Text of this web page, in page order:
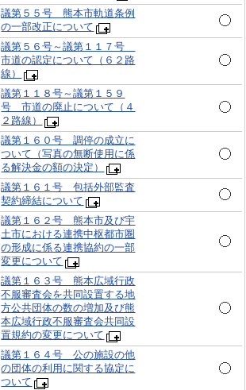
議第５５号 熊本市軌道条例
の一部改正について
議第５６号～議第１１７号
市道の認定について（６２路
線）
議第１１８号～議第１５９
号 市道の廃止について（４
２路線）
議第１６０号 調停の成立に
ついて（写真の無断使用に係
る解決金の額の決定）
議第１６１号 包括外部監査
契約締結について
議第１６２号 熊本市及び宇
土市における連携中枢都市圏
の形成に係る連携協約の一部
変更について
議第１６３号 熊本広域行政
不服審査会を共同設置する地
方公共団体の数の増加及び熊
本広域行政不服審査会共同設
置規約の変更について
議第１６４号 公の施設の他
の団体の利用に関する協定に
ついて